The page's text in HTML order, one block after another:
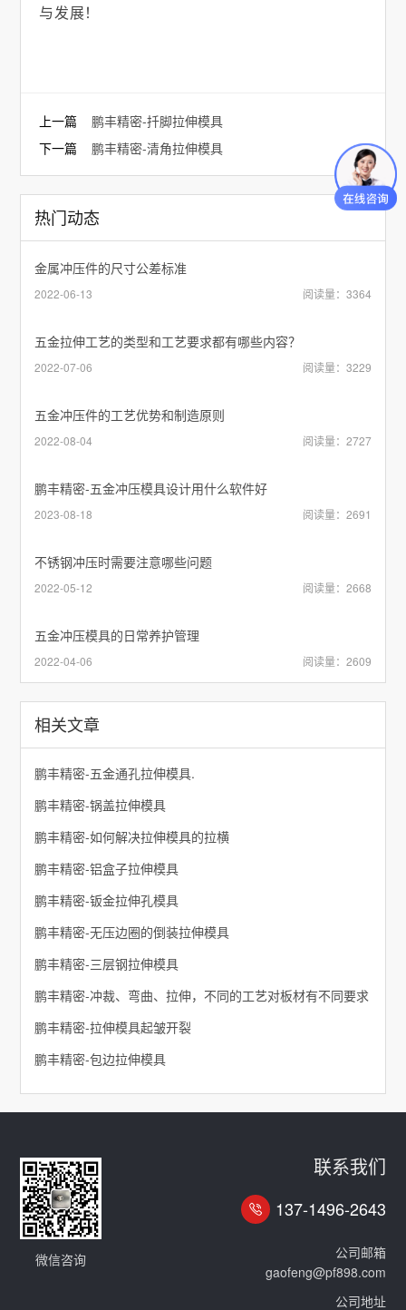
与发展！
上一篇 鹏丰精密-扦脚拉伸模具
下一篇 鹏丰精密-清角拉伸模具
热门动态
金属冲压件的尺寸公差标准
2022-06-13 阅读量：3364
五金拉伸工艺的类型和工艺要求都有哪些内容？
2022-07-06 阅读量：3229
五金冲压件的工艺优势和制造原则
2022-08-04 阅读量：2727
鹏丰精密-五金冲压模具设计用什么软件好
2023-08-18 阅读量：2691
不锈钢冲压时需要注意哪些问题
2022-05-12 阅读量：2668
五金冲压模具的日常养护管理
2022-04-06 阅读量：2609
相关文章
鹏丰精密-五金通孔拉伸模具.
鹏丰精密-锅盖拉伸模具
鹏丰精密-如何解决拉伸模具的拉横
鹏丰精密-铝盒子拉伸模具
鹏丰精密-钣金拉伸孔模具
鹏丰精密-无压边圈的倒装拉伸模具
鹏丰精密-三层钢拉伸模具
鹏丰精密-冲裁、弯曲、拉伸，不同的工艺对板材有不同要求
鹏丰精密-拉伸模具起皱开裂
鹏丰精密-包边拉伸模具
微信咨询
联系我们
137-1496-2643
公司邮箱
gaofeng@pf898.com
公司地址